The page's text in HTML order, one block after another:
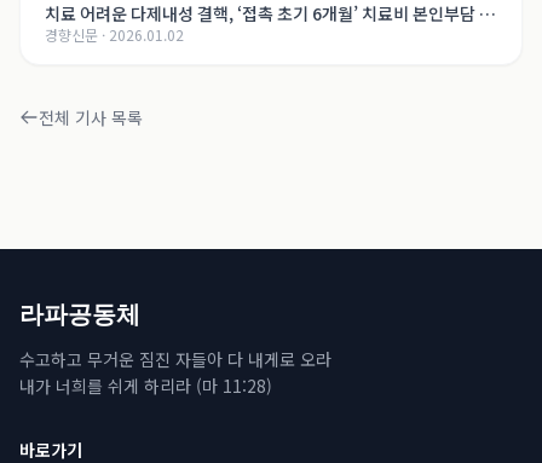
치료 어려운 다제내성 결핵, ‘접촉 초기 6개월’ 치료비 본인부담 면
제
경향신문 · 2026.01.02
전체 기사 목록
라파공동체
수고하고 무거운 짐진 자들아 다 내게로 오라
내가 너희를 쉬게 하리라 (마 11:28)
바로가기